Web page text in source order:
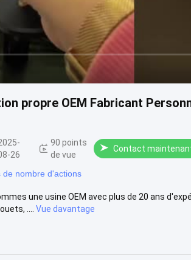
propre OEM Fabricant
26
90 points
de vue
Contact
de nombre d'actions
une usine OEM avec plus de 20 ans
....
Vue davantage